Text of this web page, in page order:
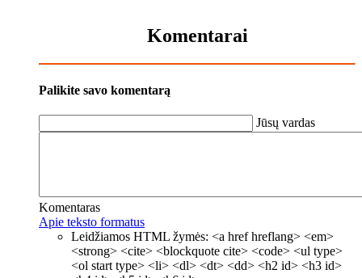
Komentarai
Palikite savo komentarą
Jūsų vardas
Komentaras
Apie teksto formatus
Leidžiamos HTML žymės: <a href hreflang> <em>
<strong> <cite> <blockquote cite> <code> <ul type>
<ol start type> <li> <dl> <dt> <dd> <h2 id> <h3 id>